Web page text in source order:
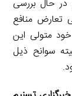
حال بررسی
تعارض منافع
متولی این
سوانح ذیل